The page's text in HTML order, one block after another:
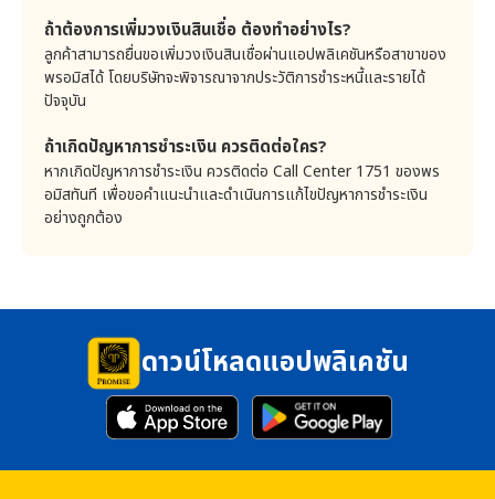
เวลาใดๆ ที่กฎหมายอาจกำหนดเปลี่ยนแปลง รวมทั้ง บริษัท
ได้ประกาศเผยแพร่ประกาศการเปลี่ยนแปลงดังกล่าวไว้ในที่
เปิดเผย ณ สำนักงานทุกแห่ง และในเว็บไซต์ของบริษัทเพื่อ
ให้ลูกค้าทราบล่วงหน้าไม่น้อยกว่า 30 วัน หรือระยะเวลาใดๆ
ในกรณีที่บริษัทผ่อนผันการชำระหนี้หรือการปฏิบัติตามข้อ
กำหนดให้แก่ลูกค้า ไม่ถือว่าเป็นการสละสิทธิหรือเสียสิทธิ
อย่างใดๆ ของลูกค้าภายใต้สัญญาฉบับนี้
หรือส่วนใดส่วนหนึ่งของสัญญาฉบับนี้กลายเป็นข้อความที่
เป็นโมฆะ ขัดกับกฎหมาย ไม่ชอบด้วยกฎหมาย ไม่สมบูรณ์
หรือใช้บังคับมิได้ในประการใดๆ ตามกฎหมาย ให้ส่วนอื่นๆ
ของสัญญาฉบับนี้ยังคงมีผลสมบูรณ์ และใช้บังคับได้ตาม
กฎหมายและไม่เสื่อมเสียไปเพราะความเป็นโมฆะ ไม่ชอบด้วย
กฎหมาย ไม่สมบูรณ์ หรือใช้บังคับมิได้ของข้อความดังกล่าว
บริษัทใช้คุกกี้ดังต่อไปนี้ สำหรับเว็บไซต์ของบริษัท
1) Functionality ที่ใช้ในการจดจำสิ่งที่ลูกค้าเลือกเป็น
Preferences เช่น ภาษาที่ใช้ เป็นต้น
ตรงกับความสนใจของลูกค้า
12. การจัดการคุกกี้
ลูกค้าสามารถบล็อกการทำงานของคุกกี้ โดยการกำหนดค่าใน
เบราว์เซอร์ของท่านได้ ซึ่งท่านอาจปฏิเสธการติดตั้งค่าคุกกี้
ทั้งหมดหรือบางประเภทก็ได้ แต่พึงตระหนักว่าหากท่านตั้งค่า
การตั้งค่ามิให้เบราว์เซอร์ของลูกค้าตกลงรับคุกกี้ของบริษัท มี
<ขั้นตอนการตั้งค่า>
1) Google Chrome
https://support.google.com/chrome/answer/95647?
hl=th
https://support.apple.com/th-
ถ้าต้องการเพิ่มวงเงินสินเชื่อ ต้องทำอย่างไร?
ลูกค้าสามารถยื่นขอเพิ่มวงเงินสินเชื่อผ่านแอปพลิเคชันหรือสาขาของ
พรอมิสได้ โดยบริษัทจะพิจารณาจากประวัติการชำระหนี้และรายได้
ปัจจุบัน
ถ้าเกิดปัญหาการชำระเงิน ควรติดต่อใคร?
หากเกิดปัญหาการชำระเงิน ควรติดต่อ Call Center 1751 ของพร
อมิสทันที เพื่อขอคำแนะนำและดำเนินการแก้ไขปัญหาการชำระเงิน
อย่างถูกต้อง
ดาวน์โหลดแอปพลิเคชัน